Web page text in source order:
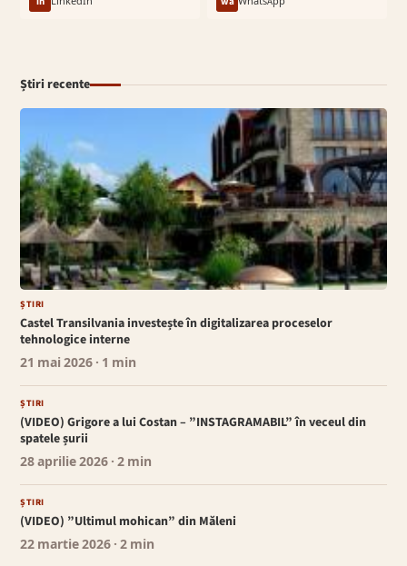
Știri recente
ȘTIRI
Castel Transilvania investește în digitalizarea proceselor
tehnologice interne
21 mai 2026 · 1 min
ȘTIRI
(VIDEO) Grigore a lui Costan – ”INSTAGRAMABIL” în veceul din
spatele șurii
28 aprilie 2026 · 2 min
ȘTIRI
(VIDEO) ”Ultimul mohican” din Măleni
22 martie 2026 · 2 min